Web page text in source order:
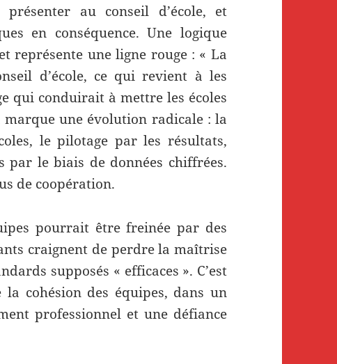
au conseil d’école, et
en conséquence. Une logique
représente une ligne rouge : « La
d’école, ce qui revient à les
qui conduirait à mettre les écoles
marque une évolution radicale : la
le pilotage par les résultats,
par le biais de données chiffrées.
de coopération.
pourrait être freinée par des
craignent de perdre la maîtrise
supposés « efficaces ». C’est
cohésion des équipes, dans un
professionnel et une défiance